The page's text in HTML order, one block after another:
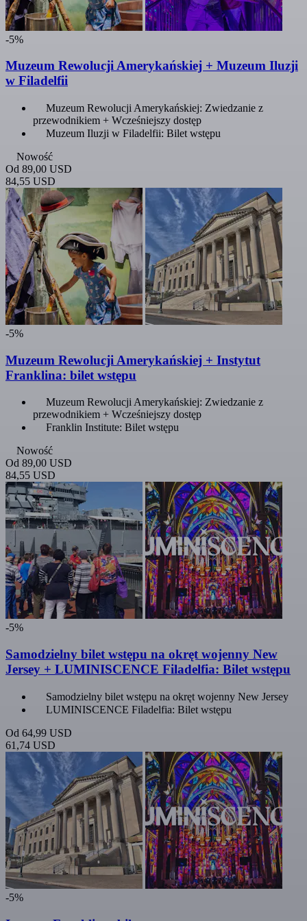
-5%
Muzeum Rewolucji Amerykańskiej + Muzeum Iluzji
w Filadelfii
Muzeum Rewolucji Amerykańskiej: Zwiedzanie z
przewodnikiem + Wcześniejszy dostęp
Muzeum Iluzji w Filadelfii: Bilet wstępu
Nowość
Od 89,00 USD
84,55 USD
-5%
Muzeum Rewolucji Amerykańskiej + Instytut
Franklina: bilet wstępu
Muzeum Rewolucji Amerykańskiej: Zwiedzanie z
przewodnikiem + Wcześniejszy dostęp
Franklin Institute: Bilet wstępu
Nowość
Od 89,00 USD
84,55 USD
-5%
Samodzielny bilet wstępu na okręt wojenny New
Jersey + LUMINISCENCE Filadelfia: Bilet wstępu
Samodzielny bilet wstępu na okręt wojenny New Jersey
LUMINISCENCE Filadelfia: Bilet wstępu
Od 64,99 USD
61,74 USD
-5%